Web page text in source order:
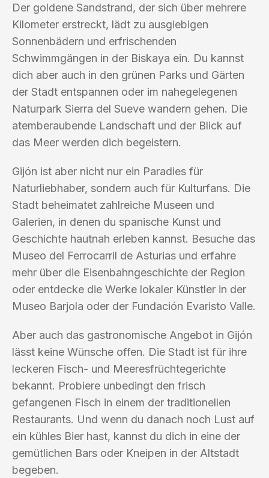
Der goldene Sandstrand, der sich über mehrere
Kilometer erstreckt, lädt zu ausgiebigen
Sonnenbädern und erfrischenden
Schwimmgängen in der Biskaya ein. Du kannst
dich aber auch in den grünen Parks und Gärten
der Stadt entspannen oder im nahegelegenen
Naturpark Sierra del Sueve wandern gehen. Die
atemberaubende Landschaft und der Blick auf
das Meer werden dich begeistern.
Gijón ist aber nicht nur ein Paradies für
Naturliebhaber, sondern auch für Kulturfans. Die
Stadt beheimatet zahlreiche Museen und
Galerien, in denen du spanische Kunst und
Geschichte hautnah erleben kannst. Besuche das
Museo del Ferrocarril de Asturias und erfahre
mehr über die Eisenbahngeschichte der Region
oder entdecke die Werke lokaler Künstler in der
Museo Barjola oder der Fundación Evaristo Valle.
Aber auch das gastronomische Angebot in Gijón
lässt keine Wünsche offen. Die Stadt ist für ihre
leckeren Fisch- und Meeresfrüchtegerichte
bekannt. Probiere unbedingt den frisch
gefangenen Fisch in einem der traditionellen
Restaurants. Und wenn du danach noch Lust auf
ein kühles Bier hast, kannst du dich in eine der
gemütlichen Bars oder Kneipen in der Altstadt
begeben.